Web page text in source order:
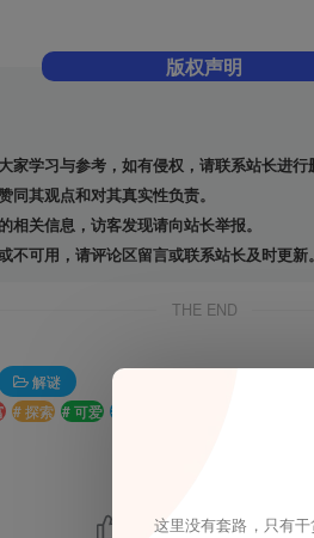
版权声明
学习与参考，如有侵权，请联系站长进行
其观点和对其真实性负责。
关信息，访客发现请向站长举报。
可用，请评论区留言或联系站长及时更新。
THE END
解谜
# 探索 # 可爱 # 彩色
这里没有套路，只有